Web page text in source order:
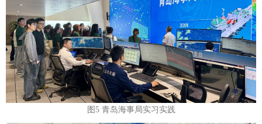
图5 青岛海事局实习实践